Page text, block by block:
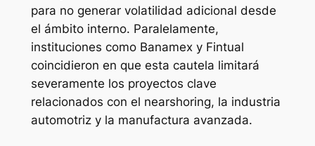
para no generar volatilidad adicional desde
el ámbito interno. Paralelamente,
instituciones como Banamex y Fintual
coincidieron en que esta cautela limitará
severamente los proyectos clave
relacionados con el nearshoring, la industria
automotriz y la manufactura avanzada.